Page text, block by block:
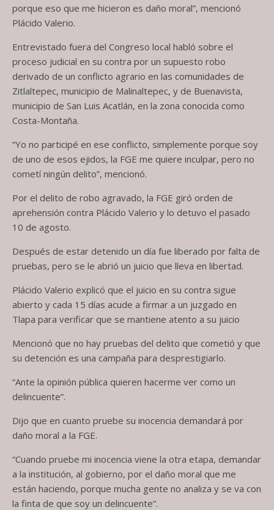
porque eso que me hicieron es daño moral”, mencionó
Plácido Valerio.
Entrevistado fuera del Congreso local habló sobre el
proceso judicial en su contra por un supuesto robo
derivado de un conflicto agrario en las comunidades de
Zitlaltepec, municipio de Malinaltepec, y de Buenavista,
municipio de San Luis Acatlán, en la zona conocida como
Costa-Montaña.
“Yo no participé en ese conflicto, simplemente porque soy
de uno de esos ejidos, la FGE me quiere inculpar, pero no
cometí ningún delito”, mencionó.
Por el delito de robo agravado, la FGE giró orden de
aprehensión contra Plácido Valerio y lo detuvo el pasado
10 de agosto.
Después de estar detenido un día fue liberado por falta de
pruebas, pero se le abrió un juicio que lleva en libertad.
Plácido Valerio explicó que el juicio en su contra sigue
abierto y cada 15 días acude a firmar a un juzgado en
Tlapa para verificar que se mantiene atento a su juicio
Mencionó que no hay pruebas del delito que cometió y que
su detención es una campaña para desprestigiarlo.
“Ante la opinión pública quieren hacerme ver como un
delincuente”.
Dijo que en cuanto pruebe su inocencia demandará por
daño moral a la FGE.
“Cuando pruebe mi inocencia viene la otra etapa, demandar
a la institución, al gobierno, por el daño moral que me
están haciendo, porque mucha gente no analiza y se va con
la finta de que soy un delincuente”.